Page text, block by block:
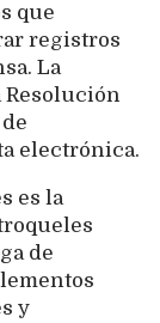
que
registros
La
Resolución
electrónica.
es la
de
y